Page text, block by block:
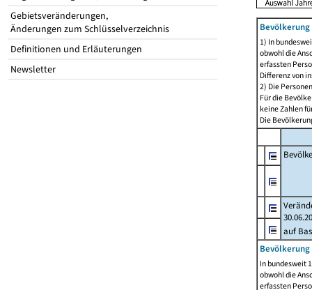
Gebietsveränderungen,
Änderungen zum Schlüsselverzeichnis
Definitionen und Erläuterungen
Newsletter
1) In
obwohl die
erfassten
Differenz von
2) Die
Für die
keine Zahlen
Die
auf
Bevölkerung
In bundesweit
obwohl die
erfassten